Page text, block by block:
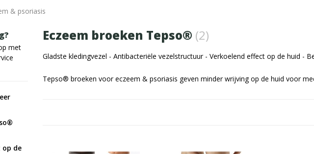
& psoriasis
Eczeem broeken Tepso® (2)
Gladste kledingvezel - Antibacteriële vezelstructuur - Verkoelend effect op de huid -
Tepso® broeken voor eczeem & psoriasis geven minder wrijving op de huid voor
met
op de